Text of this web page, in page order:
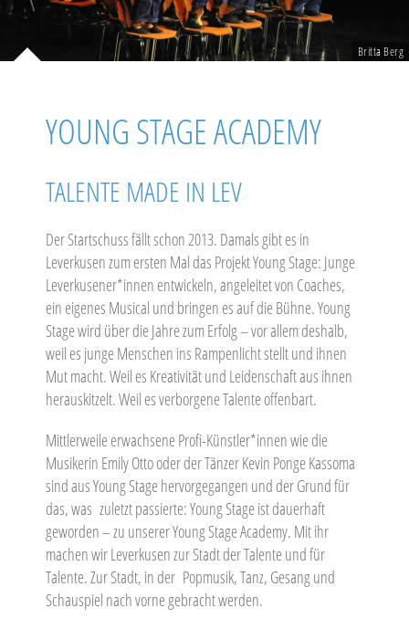
Britta Berg
YOUNG STAGE ACADEMY
TALENTE MADE IN LEV
Der Startschuss fällt schon 2013. Damals gibt es in
Leverkusen zum ersten Mal das Projekt Young Stage: Junge
Leverkusener*innen entwickeln, angeleitet von Coaches,
ein eigenes Musical und bringen es auf die Bühne. Young
Stage wird über die Jahre zum Erfolg – vor allem deshalb,
weil es junge Menschen ins Rampenlicht stellt und ihnen
Mut macht. Weil es Kreativität und Leidenschaft aus ihnen
herauskitzelt. Weil es verborgene Talente offenbart.
Mittlerweile erwachsene Profi-Künstler*innen wie die
Musikerin Emily Otto oder der Tänzer Kevin Ponge Kassoma
sind aus Young Stage hervorgegangen und der Grund für
das, was zuletzt passierte: Young Stage ist dauerhaft
geworden – zu unserer Young Stage Academy. Mit ihr
machen wir Leverkusen zur Stadt der Talente und für
Talente. Zur Stadt, in der Popmusik, Tanz, Gesang und
Schauspiel nach vorne gebracht werden.